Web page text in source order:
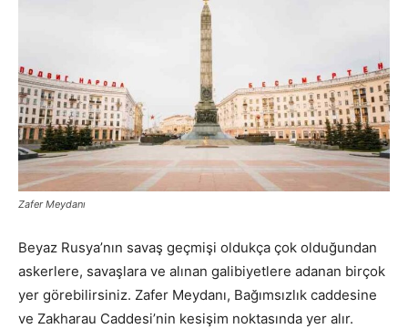
Zafer Meydanı
Beyaz Rusya’nın savaş geçmişi oldukça çok olduğundan
askerlere, savaşlara ve alınan galibiyetlere adanan birçok
yer görebilirsiniz. Zafer Meydanı, Bağımsızlık caddesine
ve Zakharau Caddesi’nin kesişim noktasında yer alır.